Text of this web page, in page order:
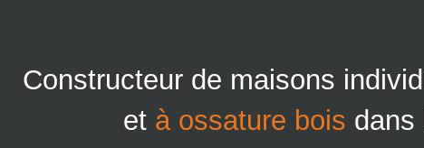
Constructeur de maisons
et à ossature bois dans